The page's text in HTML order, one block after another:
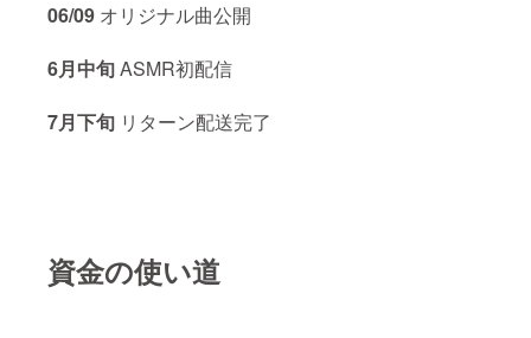
06/09 オリジナル曲公開
6月中旬ASMR初配信
7月下旬 リターン配送完了
資金の使い道